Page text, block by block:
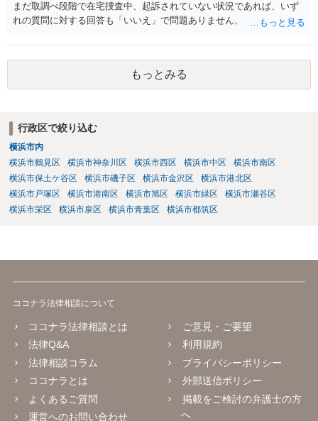
まだ取調べ段階で在宅捜査中、起訴されていない状況であれば、いず
れの質問に対する回答も「いいえ」で問題ありません。
もっとみる
行政区で絞り込む
横浜市内
横浜市鶴見区
横浜市神奈川区 横浜市西区 横浜市中区
横浜市南区
横浜市保土ケ谷区
横浜市磯子区 横浜市金沢区
横浜市港北区
横浜市戸塚区
横浜市港南区 横浜市旭区 横浜市緑区
横浜市瀬谷区
横浜市栄区
横浜市泉区 横浜市青葉区 横浜市都筑区
ココナラ法律相談について
ココナラ法律相談とは
法律Q&A
法律相談コラム
ココナラとは
よくあるご質問
運営へのお問い合わせ
ご意見・ご要望
利用規約
プライバシーポリシー
外部送信ポリシー
掲載をご検討の弁護士の方
へ